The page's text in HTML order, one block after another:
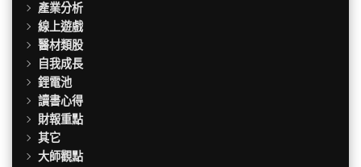
產業分析
線上遊戲
醫材類股
自我成長
鋰電池
讀書心得
財報重點
其它
大師觀點